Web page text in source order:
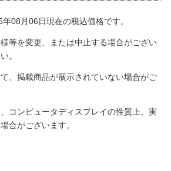
08月06日現在の税込価格です。
等を変更、または中止する場合がござい
。
、掲載商品が展示されていない場合がご
コンピュータディスプレイの性質上、実
合がございます。